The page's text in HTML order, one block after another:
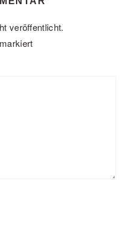
veröffentlicht.
markiert